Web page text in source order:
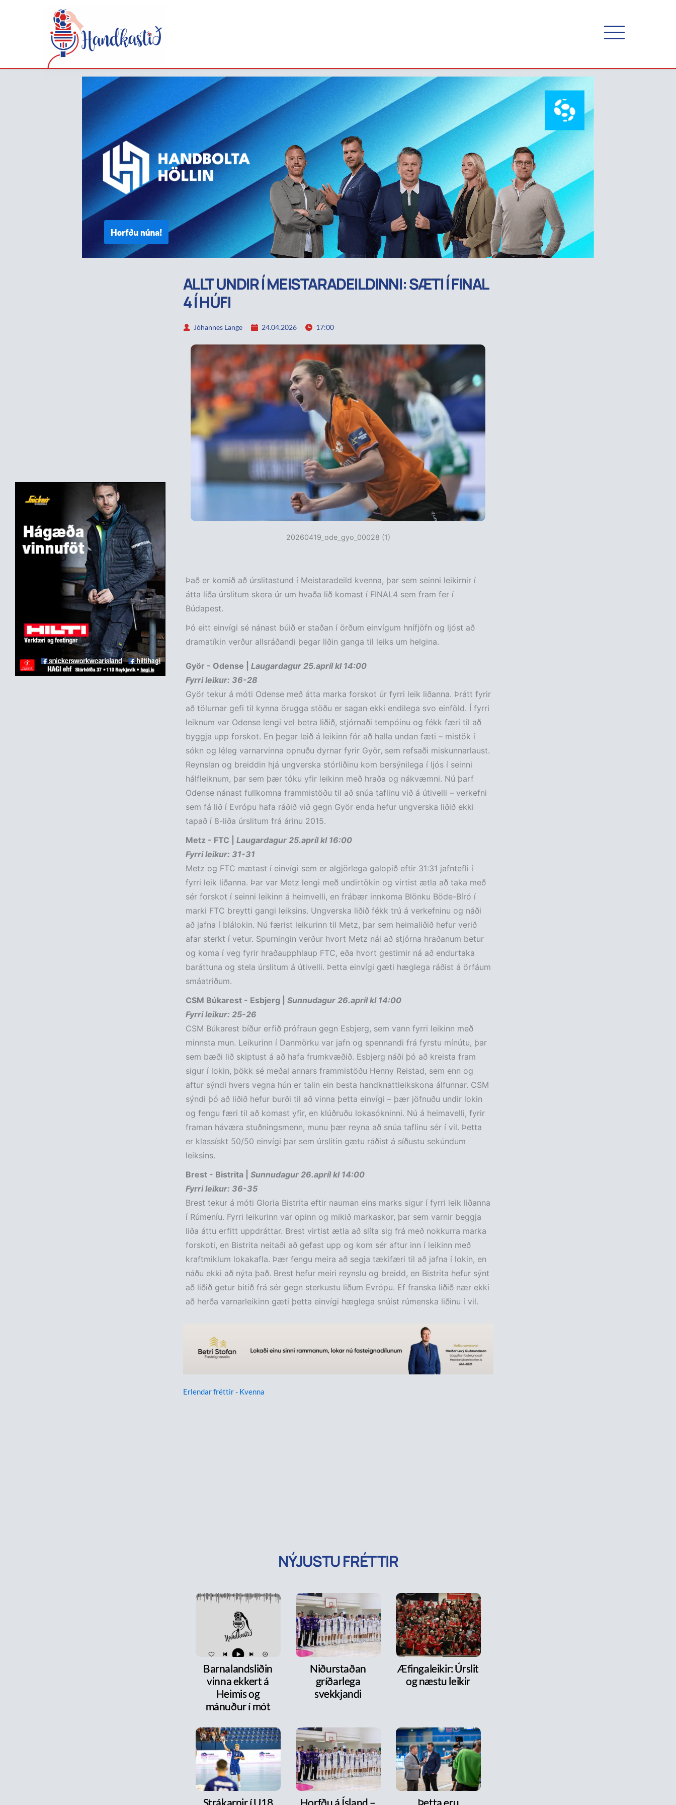
ALLT UNDIR Í MEISTARADEILDINNI: SÆTI Í FINAL
4 Í HÚFI
Jóhannes Lange 24.04.2026 17:00
20260419_ode_gyo_00028 (1)
Það er komið að úrslitastund í Meistaradeild kvenna, þar sem seinni leikirnir í
átta liða úrslitum skera úr um hvaða lið komast í FINAL4 sem fram fer í
Búdapest.
Þó eitt einvígi sé nánast búið er staðan í örðum einvígum hnífjöfn og ljóst að
dramatíkin verður allsráðandi þegar liðin ganga til leiks um helgina.
Györ - Odense | Laugardagur 25.apríl kl 14:00
Fyrri leikur: 36-28
Györ tekur á móti Odense með átta marka forskot úr fyrri leik liðanna. Þrátt fyrir
að tölurnar gefi til kynna örugga stöðu er sagan ekki endilega svo einföld. Í fyrri
leiknum var Odense lengi vel betra liðið, stjórnaði tempóinu og fékk færi til að
byggja upp forskot. En þegar leið á leikinn fór að halla undan fæti – mistök í
sókn og léleg varnarvinna opnuðu dyrnar fyrir Györ, sem refsaði miskunnarlaust.
Reynslan og breiddin hjá ungverska stórliðinu kom bersýnilega í ljós í seinni
hálfleiknum, þar sem þær tóku yfir leikinn með hraða og nákvæmni. Nú þarf
Odense nánast fullkomna frammistöðu til að snúa taflinu við á útivelli – verkefni
sem fá lið í Evrópu hafa ráðið við gegn Györ enda hefur ungverska liðið ekki
tapað í 8-liða úrslitum frá árinu 2015.
Metz - FTC | Laugardagur 25.apríl kl 16:00
Fyrri leikur: 31-31
Metz og FTC mætast í einvígi sem er algjörlega galopið eftir 31:31 jafntefli í
fyrri leik liðanna. Þar var Metz lengi með undirtökin og virtist ætla að taka með
sér forskot í seinni leikinn á heimvelli, en frábær innkoma Blönku Böde-Bíró í
marki FTC breytti gangi leiksins. Ungverska liðið fékk trú á verkefninu og náði
að jafna í blálokin. Nú færist leikurinn til Metz, þar sem heimaliðið hefur verið
afar sterkt í vetur. Spurningin verður hvort Metz nái að stjórna hraðanum betur
og koma í veg fyrir hraðaupphlaup FTC, eða hvort gestirnir ná að endurtaka
baráttuna og stela úrslitum á útivelli. Þetta einvígi gæti hæglega ráðist á örfáum
smáatriðum.
CSM Búkarest - Esbjerg | Sunnudagur 26.apríl kl 14:00
Fyrri leikur: 25-26
CSM Búkarest bíður erfið prófraun gegn Esbjerg, sem vann fyrri leikinn með
minnsta mun. Leikurinn í Danmörku var jafn og spennandi frá fyrstu mínútu, þar
sem bæði lið skiptust á að hafa frumkvæðið. Esbjerg náði þó að kreista fram
sigur í lokin, þökk sé meðal annars frammistöðu Henny Reistad, sem enn og
aftur sýndi hvers vegna hún er talin ein besta handknattleikskona álfunnar. CSM
sýndi þó að liðið hefur burði til að vinna þetta einvígi – þær jöfnuðu undir lokin
og fengu færi til að komast yfir, en klúðruðu lokasókninni. Nú á heimavelli, fyrir
framan háværa stuðningsmenn, munu þær reyna að snúa taflinu sér í vil. Þetta
er klassískt 50/50 einvígi þar sem úrslitin gætu ráðist á síðustu sekúndum
leiksins.
Brest - Bistrita | Sunnudagur 26.apríl kl 14:00
Fyrri leikur: 36-35
Brest tekur á móti Gloria Bistrita eftir nauman eins marks sigur í fyrri leik liðanna
í Rúmeníu. Fyrri leikurinn var opinn og mikið markaskor, þar sem varnir beggja
liða áttu erfitt uppdráttar. Brest virtist ætla að slíta sig frá með nokkurra marka
forskoti, en Bistrita neitaði að gefast upp og kom sér aftur inn í leikinn með
kraftmiklum lokakafla. Þær fengu meira að segja tækifæri til að jafna í lokin, en
náðu ekki að nýta það. Brest hefur meiri reynslu og breidd, en Bistrita hefur sýnt
að liðið getur bitið frá sér gegn sterkustu liðum Evrópu. Ef franska liðið nær ekki
að herða varnarleikinn gæti þetta einvígi hæglega snúist rúmenska liðinu í vil.
Erlendar fréttir - Kvenna
NÝJUSTU FRÉTTIR
Barnalandsliðin
vinna ekkert á
Heimis og
mánuður í mót
Niðurstaðan
gríðarlega
svekkjandi
Æfingaleikir: Úrslit
og næstu leikir
Strákarnir í U18 Horfðu á Ísland – Þetta eru